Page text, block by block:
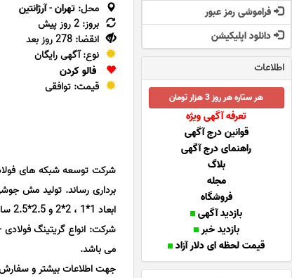
محل:تهران-آرژانتین
بروز: 2 روز پیش
انقضا: 278 روز بعد
نوع: آگهی رایگان
فالو کردن
قیمت: توافقی
شرکت توسعه شبکه های
شرکت: انواع گریتینگ
می باشد.
جهت اطلاعات بیشتر و
فراموشی رمز عبور
دانلود اپلیکیشن
اطلاعات
هر ستاره هر روز 3 هزار تومان
تعرفه آگهی ویژه
قوانین درج آگهی
راهنمای درج آگهی
بلاگ
مجله
فروشگاه
بازدید آگهی
بازدید خبر
قیمت لحظه ای دلار آزاد